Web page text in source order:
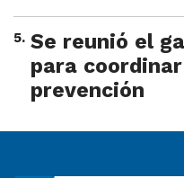
5. Se reunió el
para
prevención